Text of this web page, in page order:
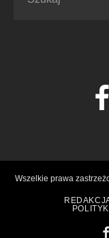
Wszelkie prawa